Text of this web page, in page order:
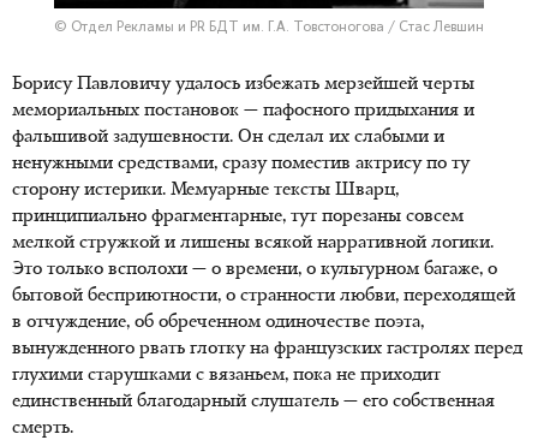
© Отдел Рекламы и PR БДТ им. Г.А. Товстоногова / Стас Левшин
Борису Павловичу удалось избежать мерзейшей черты
мемориальных постановок — пафосного придыхания и
фальшивой задушевности. Он сделал их слабыми и
ненужными средствами, сразу поместив актрису по ту
сторону истерики. Мемуарные тексты Шварц,
принципиально фрагментарные, тут порезаны совсем
мелкой стружкой и лишены всякой нарративной логики.
Это только всполохи — о времени, о культурном багаже, о
бытовой бесприютности, о странности любви, переходящей
в отчуждение, об обреченном одиночестве поэта,
вынужденного рвать глотку на французских гастролях перед
глухими старушками с вязаньем, пока не приходит
единственный благодарный слушатель — его собственная
смерть.